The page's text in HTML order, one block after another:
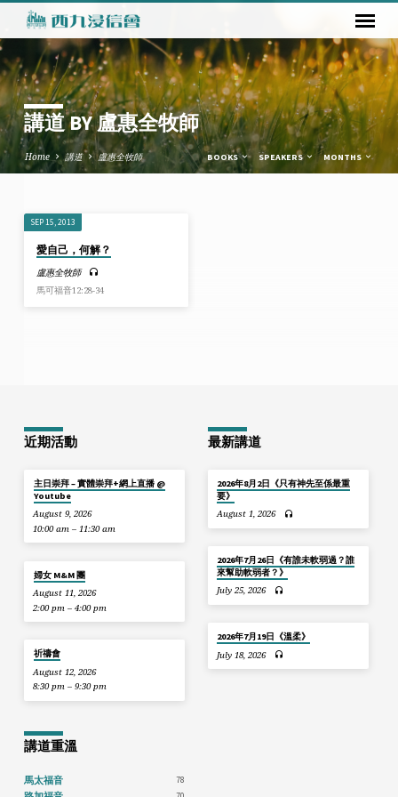
講道 BY 盧惠全牧師
Home 講道 盧惠全牧師 BOOKS SPEAKERS MONTHS
講
道
BY
SEP 15, 2013
愛自己，何解？
盧惠全牧師
馬可福音12:28-34
近期活動
主日崇拜 – 實體崇拜+網上直播 @
Youtube
August 9, 2026
10:00 am – 11:30 am
婦女 M&M 團
August 11, 2026
2:00 pm – 4:00 pm
祈禱會
August 12, 2026
8:30 pm – 9:30 pm
最新講道
2026年8月2日《只有神先至係最重
要》
August 1, 2026
2026年7月26日《有誰未軟弱過？誰
來幫助軟弱者？》
July 25, 2026
2026年7月19日《溫柔》
July 18, 2026
講道重溫
馬太福音 78